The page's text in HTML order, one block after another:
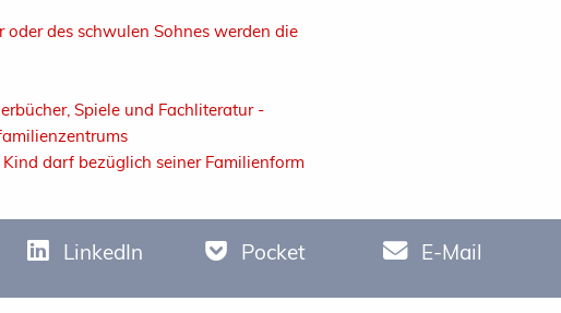
des schwulen Sohnes werden die
Spiele und Fachliteratur -
darf bezüglich seiner Familienform
LinkedIn Pocket E-Mail